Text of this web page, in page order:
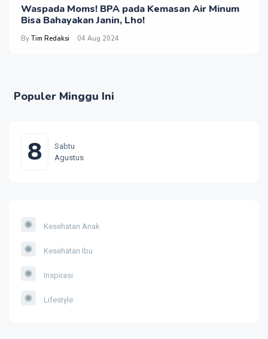
8
Sabtu
Agustus
Kesehatan Anak
Kesehatan Ibu
Inspirasi
Lifestyle
Waspada Moms! BPA pada Kemasan Air Minum
Bisa Bahayakan Janin, Lho!
By Tim Redaksi 04 Aug 2024
Populer Minggu Ini